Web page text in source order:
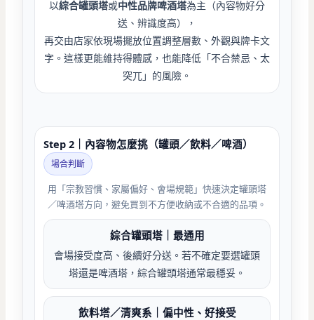
以綜合罐頭塔或中性品牌啤酒塔為主（內容物好分
送、辨識度高），
再交由店家依現場擺放位置調整層數、外觀與牌卡文
字。這樣更能維持得體感，也能降低「不合禁忌、太
突兀」的風險。
Step 2｜內容物怎麼挑（罐頭／飲料／啤酒）
場合判斷
用「宗教習慣、家屬偏好、會場規範」快速決定罐頭塔
／啤酒塔方向，避免買到不方便收納或不合適的品項。
綜合罐頭塔｜最通用
會場接受度高、後續好分送。若不確定要選罐頭
塔還是啤酒塔，綜合罐頭塔通常最穩妥。
飲料塔／清爽系｜偏中性、好接受